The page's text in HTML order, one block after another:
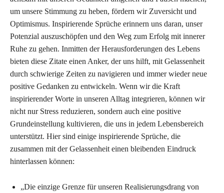
um unsere Stimmung zu heben, fördern wir Zuversicht und
Optimismus. Inspirierende Sprüche erinnern uns daran, unser
Potenzial auszuschöpfen und den Weg zum Erfolg mit innerer
Ruhe zu gehen. Inmitten der Herausforderungen des Lebens
bieten diese Zitate einen Anker, der uns hilft, mit Gelassenheit
durch schwierige Zeiten zu navigieren und immer wieder neue
positive Gedanken zu entwickeln. Wenn wir die Kraft
inspirierender Worte in unseren Alltag integrieren, können wir
nicht nur Stress reduzieren, sondern auch eine positive
Grundeinstellung kultivieren, die uns in jedem Lebensbereich
unterstützt. Hier sind einige inspirierende Sprüche, die
zusammen mit der Gelassenheit einen bleibenden Eindruck
hinterlassen können:
„Die einzige Grenze für unseren Realisierungsdrang von